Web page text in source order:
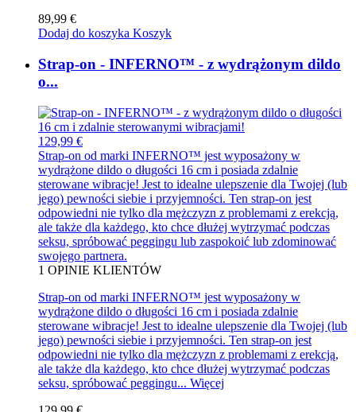
89,99 €
Dodaj do koszyka Koszyk
Strap-on - INFERNO™ - z wydrążonym dildo
o...
129,99 €
Strap-on od marki INFERNO™ jest wyposażony w
wydrążone dildo o długości 16 cm i posiada zdalnie
sterowane wibracje! Jest to idealne ulepszenie dla Twojej (lub
jego) pewności siebie i przyjemności. Ten strap-on jest
odpowiedni nie tylko dla mężczyzn z problemami z erekcją,
ale także dla każdego, kto chce dłużej wytrzymać podczas
seksu, spróbować peggingu lub zaspokoić lub zdominować
swojego partnera.
1 OPINIE KLIENTÓW
Strap-on od marki INFERNO™ jest wyposażony w
wydrążone dildo o długości 16 cm i posiada zdalnie
sterowane wibracje! Jest to idealne ulepszenie dla Twojej (lub
jego) pewności siebie i przyjemności. Ten strap-on jest
odpowiedni nie tylko dla mężczyzn z problemami z erekcją,
ale także dla każdego, kto chce dłużej wytrzymać podczas
seksu, spróbować peggingu... Więcej